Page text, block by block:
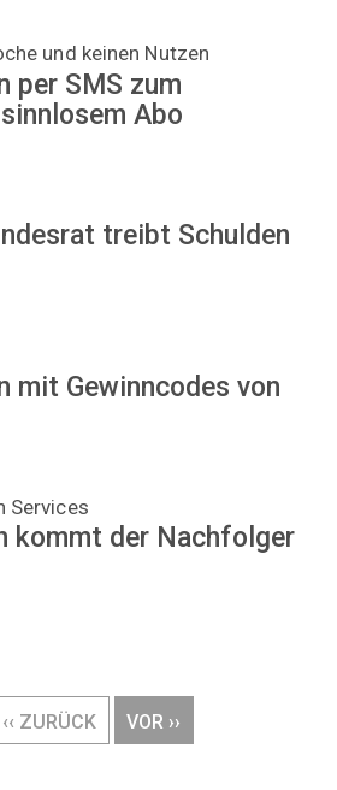
und keinen Nutzen
per SMS zum
Abo
treibt Schulden
mit Gewinncodes von
Services
kommt der Nachfolger
VORHERIGE
SEITE
‹‹ ZURÜCK
NÄCHSTE
SEITE
VOR ››